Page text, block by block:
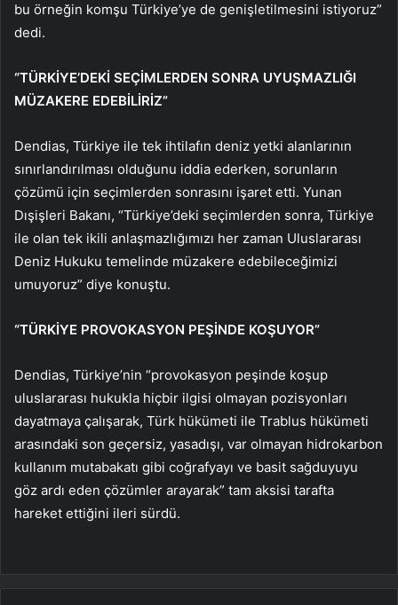
bu örneğin komşu Türkiye’ye de genişletilmesini istiyoruz”
dedi.
“TÜRKİYE’DEKİ SEÇİMLERDEN SONRA UYUŞMAZLIĞI
MÜZAKERE EDEBİLİRİZ”
Dendias, Türkiye ile tek ihtilafın deniz yetki alanlarının
sınırlandırılması olduğunu iddia ederken, sorunların
çözümü için seçimlerden sonrasını işaret etti. Yunan
Dışişleri Bakanı, “Türkiye’deki seçimlerden sonra, Türkiye
ile olan tek ikili anlaşmazlığımızı her zaman Uluslararası
Deniz Hukuku temelinde müzakere edebileceğimizi
umuyoruz” diye konuştu.
“TÜRKİYE PROVOKASYON PEŞİNDE KOŞUYOR”
Dendias, Türkiye’nin “provokasyon peşinde koşup
uluslararası hukukla hiçbir ilgisi olmayan pozisyonları
dayatmaya çalışarak, Türk hükümeti ile Trablus hükümeti
arasındaki son geçersiz, yasadışı, var olmayan hidrokarbon
kullanım mutabakatı gibi coğrafyayı ve basit sağduyuyu
göz ardı eden çözümler arayarak” tam aksisi tarafta
hareket ettiğini ileri sürdü.